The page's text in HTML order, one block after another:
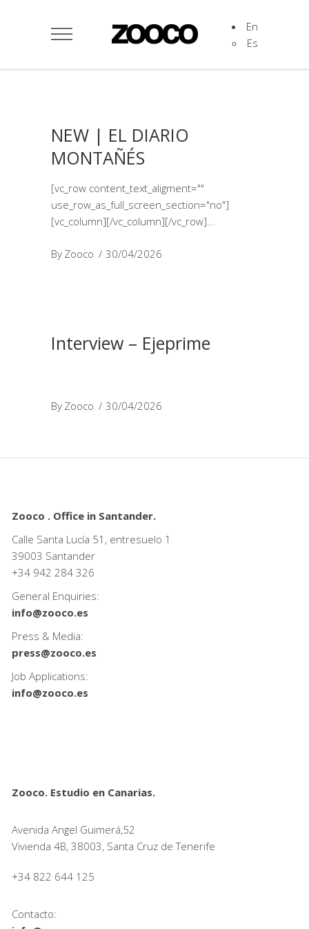
En
Es
NEW | EL DIARIO
MONTAÑÉS
[vc_row content_text_aligment=""
use_row_as_full_screen_section="no"]
[vc_column][/vc_column][/vc_row]
By Zooco 30/04/2026
Interview – Ejeprime
By Zooco 30/04/2026
Zooco . Office in Santander.
Calle Santa Lucía 51, entresuelo 1
39003 Santander
+34 942 284 326
General Enquiries:
info@zooco.es
Press & Media:
press@zooco.es
Job Applications:
info@zooco.es
Zooco. Estudio en Canarias.
Avenida Angel Guimerá,52
Vivienda 4B, 38003, Santa Cruz de Tenerife
+34 822 644 125
Contacto: